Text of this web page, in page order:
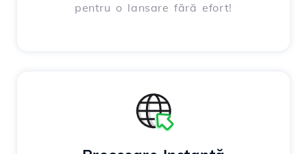
pentru o lansare fără efort!